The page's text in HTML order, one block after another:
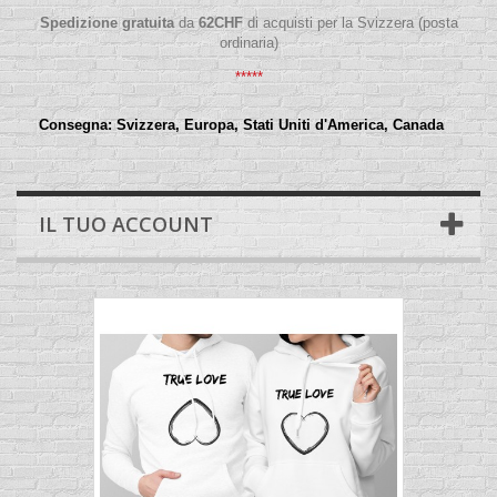
Spedizione gratuitada62CHFdi acquisti per la Svizzera (posta
ordinaria)
*****
Consegna:Svizzera, Europa, Stati Uniti d'America, Canada
IL TUO ACCOUNT